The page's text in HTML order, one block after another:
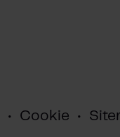
• Cookie •